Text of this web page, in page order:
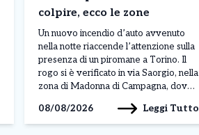
colpire, ecco le zone
Un nuovo incendio d’auto avvenuto
nella notte riaccende l’attenzione sulla
presenza di un piromane a Torino. Il
rogo si è verificato in via Saorgio, nella
zona di Madonna di Campagna, dove
completamente distrutta dalle fiamme.
Il fuoco ha inoltre rischiato di
08/08/2026 Leggi Tutto